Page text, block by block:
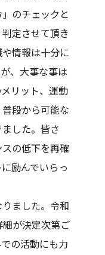
のチェックと
定させて頂き
情報は十分に
、大事な事は
リット、運動
段から可能な
した。皆さ
の低下を再確
励んでいらっ
ました。令和
が決定次第ご
の活動にも力